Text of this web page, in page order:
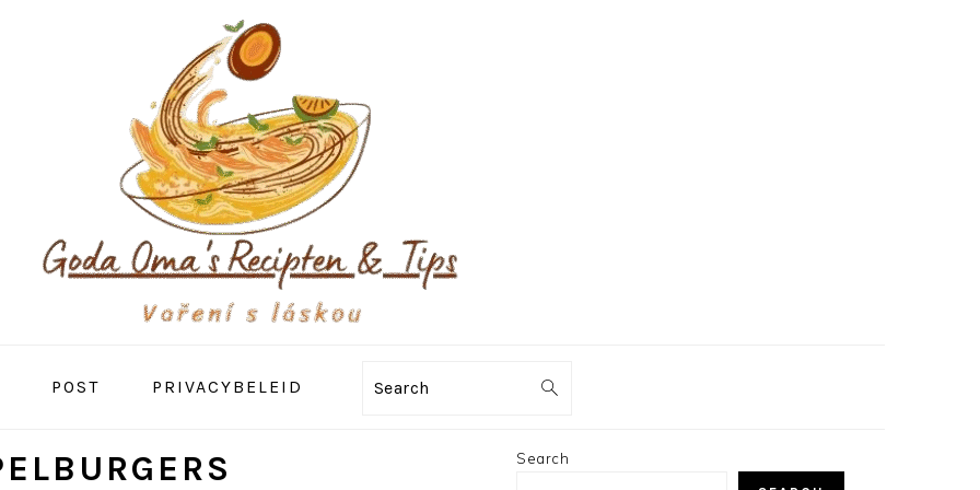
POST PRIVACYBELEID Search
PRIMARY
Search